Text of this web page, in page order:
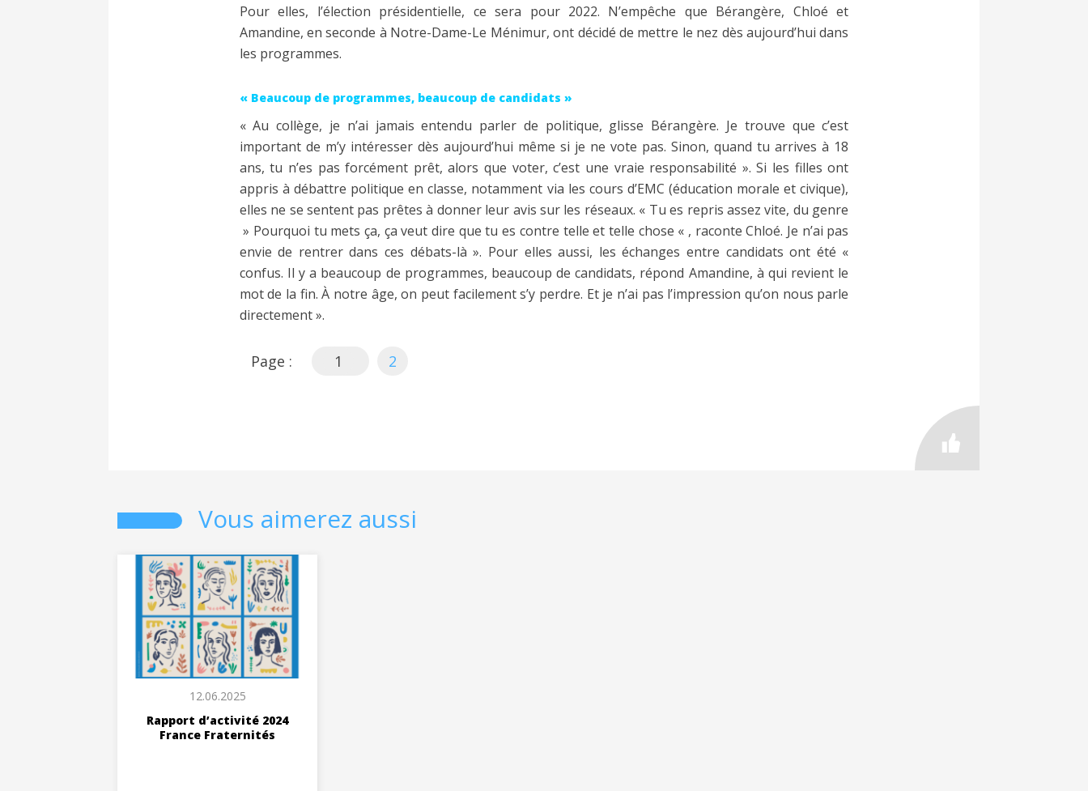
Pour elles, l’élection présidentielle, ce sera pour 2022. N’empêche que Bérangère, Chloé et
Amandine, en seconde à Notre-Dame-Le Ménimur, ont décidé de mettre le nez dès aujourd’hui dans
les programmes.
« Beaucoup de programmes, beaucoup de candidats »
« Au collège, je n’ai jamais entendu parler de politique, glisse Bérangère. Je trouve que c’est
important de m’y intéresser dès aujourd’hui même si je ne vote pas. Sinon, quand tu arrives à 18
ans, tu n’es pas forcément prêt, alors que voter, c’est une vraie responsabilité ». Si les filles ont
appris à débattre politique en classe, notamment via les cours d’EMC (éducation morale et civique),
elles ne se sentent pas prêtes à donner leur avis sur les réseaux. « Tu es repris assez vite, du genre
» Pourquoi tu mets ça, ça veut dire que tu es contre telle et telle chose « , raconte Chloé. Je n’ai pas
envie de rentrer dans ces débats-là ». Pour elles aussi, les échanges entre candidats ont été «
confus. Il y a beaucoup de programmes, beaucoup de candidats, répond Amandine, à qui revient le
mot de la fin. À notre âge, on peut facilement s’y perdre. Et je n’ai pas l’impression qu’on nous parle
directement ».
Page : 1 2
Vous aimerez aussi
12.06.2025
Rapport d’activité 2024
France Fraternités